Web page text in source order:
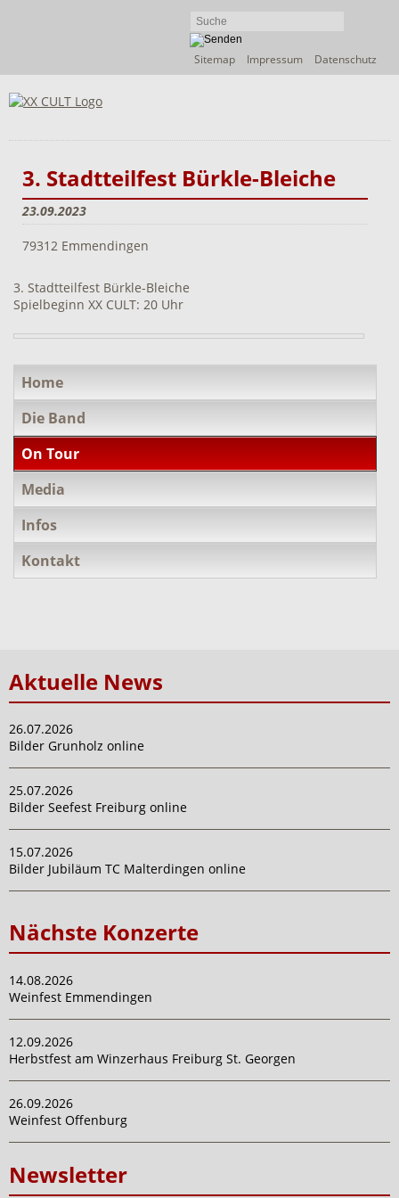
Navigation
Sitemap Impressum Datenschutz
3. Stadtteilfest Bürkle-Bleiche
23.09.2023
79312 Emmendingen
3. Stadtteilfest Bürkle-Bleiche
Spielbeginn XX CULT: 20 Uhr
überspringen
Home
Die Band
On Tour
Media
Infos
Kontakt
Aktuelle News
26.07.2026
Bilder Grunholz online
25.07.2026
Bilder Seefest Freiburg online
15.07.2026
Bilder Jubiläum TC Malterdingen online
Nächste Konzerte
14.08.2026
Weinfest Emmendingen
12.09.2026
Herbstfest am Winzerhaus Freiburg St. Georgen
26.09.2026
Weinfest Offenburg
Newsletter